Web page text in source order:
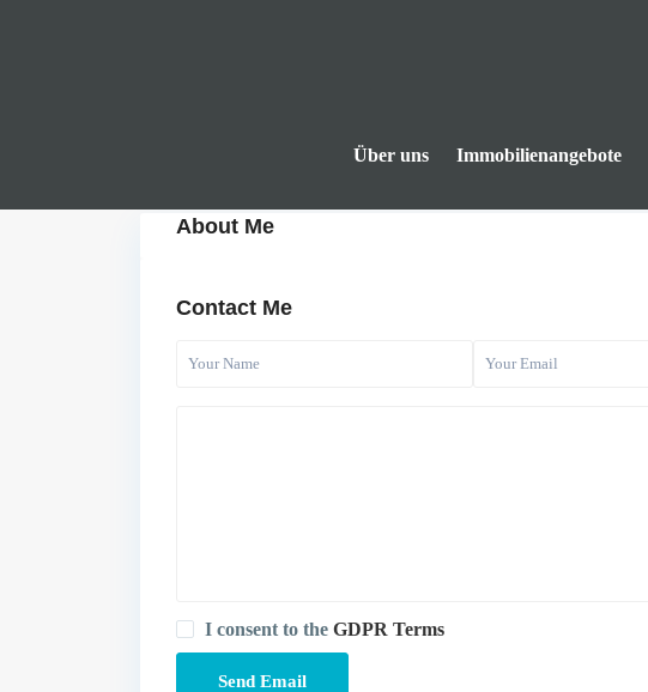
Über uns Immobilienangebote
About Me
Contact Me
I consent to the GDPR Terms